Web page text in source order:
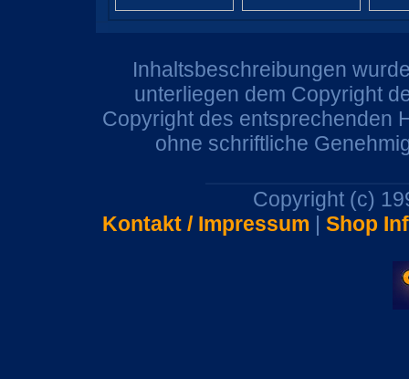
Inhaltsbeschreibungen
unterliegen dem Copyright
Copyright des entsprechenden
ohne schriftliche
Copyright (c)
Kontakt / Impressum | Shop